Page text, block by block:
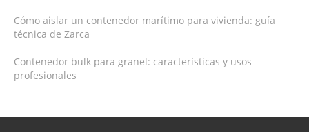
Cómo aislar un contenedor marítimo para vivienda: guía
técnica de Zarca
Contenedor bulk para granel: características y usos
profesionales